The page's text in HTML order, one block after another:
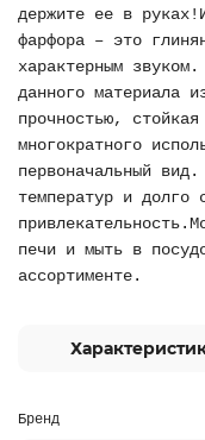
держите ее в
фарфора – это
характерным
данного материала
прочностью,
многократного
первоначальный
температур и долго
печи и мыть в
ассортименте.
Бренд